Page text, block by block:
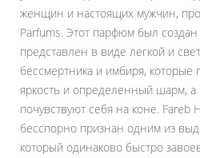
женщин и настоящих мужчин,
Parfums. Этот парфюм был
представлен в виде легкой и
бессмертника и имбиря,
яркость и определенный шарм, а
почувствуют себя на коне. Fareb
бесспорно признан одним из
который одинаково быстро